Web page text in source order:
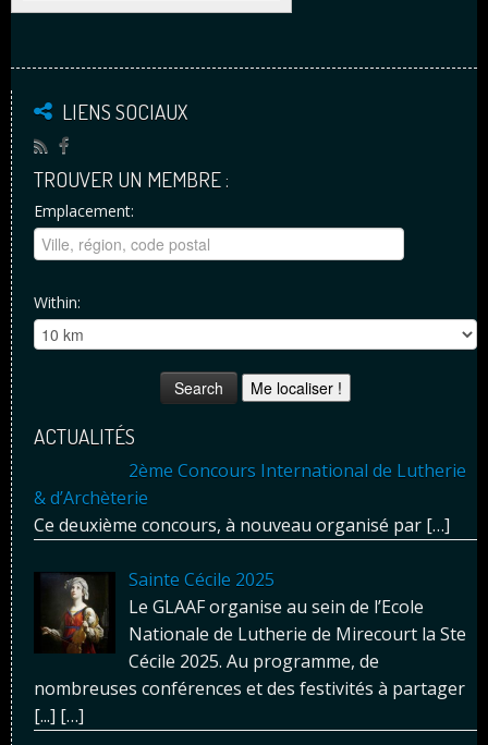
LIENS SOCIAUX
TROUVER UN MEMBRE :
Emplacement:
Within:
Me localiser !
ACTUALITÉS
2ème Concours International de Lutherie
& d’Archèterie
Ce deuxième concours, à nouveau organisé par […]
Sainte Cécile 2025
Le GLAAF organise au sein de l’Ecole
Nationale de Lutherie de Mirecourt la Ste
Cécile 2025. Au programme, de
nombreuses conférences et des festivités à partager
[...] […]